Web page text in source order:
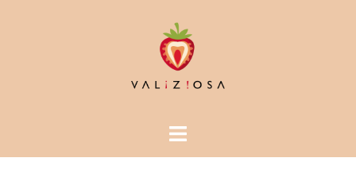
Mostra/Nascondi